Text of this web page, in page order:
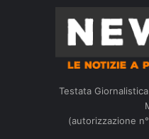
Testata
(autorizzazione